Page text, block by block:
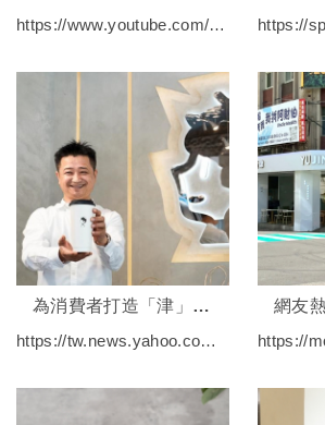
https://www.youtube.com/watch?v=bj9zlwG2Nlk
為消費者打造「津」喜的味覺享受
https://tw.news.yahoo.com/觀察市場趨勢打造「津」喜果咖-玉津用外送平台行銷增曝光、拓新客-010025661.html